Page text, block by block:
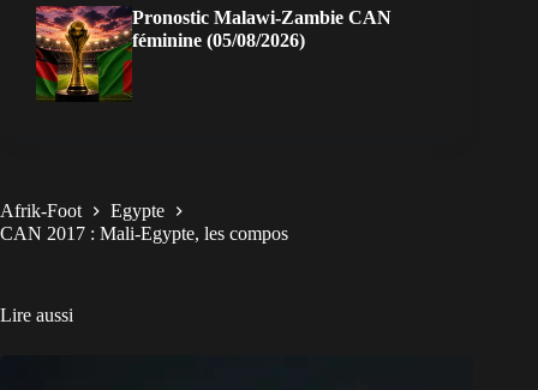
Pronostic Malawi-Zambie CAN
féminine (05/08/2026)
Afrik-Foot
Egypte
CAN 2017 : Mali-Egypte, les compos
Lire aussi